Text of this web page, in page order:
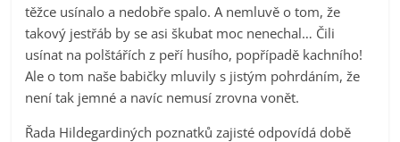
těžce usínalo a nedobře spalo. A nemluvě o tom, že
takový jestřáb by se asi škubat moc nenechal… Čili
usínat na polštářích z peří husího, popřípadě kachního!
Ale o tom naše babičky mluvily s jistým pohrdáním, že
není tak jemné a navíc nemusí zrovna vonět.
Řada Hildegardiných poznatků zajisté odpovídá době